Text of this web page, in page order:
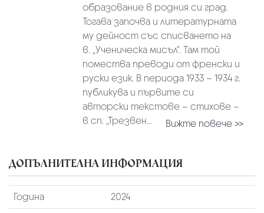
образование в родния си град.
Тогава започва и литературната
му дейност със списването на
в. „Ученическа мисъл“. Там той
помества преводи от френски и
руски език. В периода 1933 – 1934 г.
публикува и първите си
авторски текстове – стихове –
в сп. „Трезвен...
Вижте повече >>
ДОПЪЛНИТЕЛНА ИНФОРМАЦИЯ
Година 2024